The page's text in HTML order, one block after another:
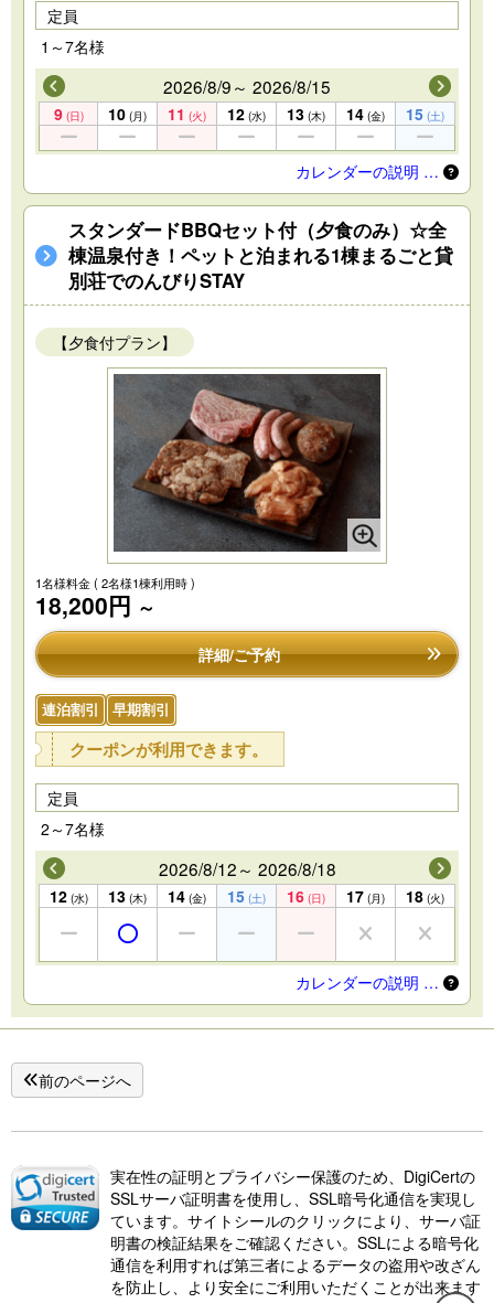
定員
1～7名様
2026/8/9～ 2026/8/15
9 (日) 10 (月) 11 (火) 12 (水) 13 (木) 14 (金) 15 (土)
カレンダーの説明 …
スタンダードBBQセット付（夕食のみ）☆全
棟温泉付き！ペットと泊まれる1棟まるごと貸
別荘でのんびりSTAY
【夕食付プラン】
1名様料金( 2名様1棟利用時 )
18,200円 ～
詳細/ご予約
連泊割引 早期割引
クーポンが利用できます。
定員
2～7名様
2026/8/12～ 2026/8/18
12 (水) 13 (木) 14 (金) 15 (土) 16 (日) 17 (月) 18 (火)
カレンダーの説明 …
前のページへ
実在性の証明とプライバシー保護のため、DigiCertの
SSLサーバ証明書を使用し、SSL暗号化通信を実現し
ています。サイトシールのクリックにより、サーバ証
明書の検証結果をご確認ください。SSLによる暗号化
通信を利用すれば第三者によるデータの盗用や改ざん
を防止し、より安全にご利用いただくことが出来ます